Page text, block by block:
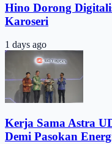
Hino Dorong
Karoseri
1 days ago
Kerja Sama Astra
Demi Pasokan